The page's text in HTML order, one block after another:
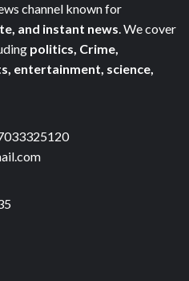
channel known for
and instant news. We cover
politics, Crime,
entertainment, science,